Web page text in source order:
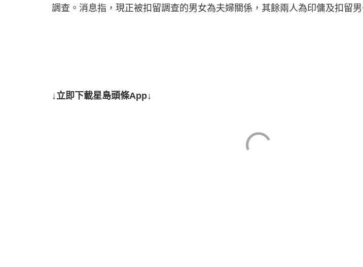
調查。消息指，現正被扣留調查的男女為夫婦關係，其餘兩人為印傭及扣留男
↓立即下載星島頭條App↓